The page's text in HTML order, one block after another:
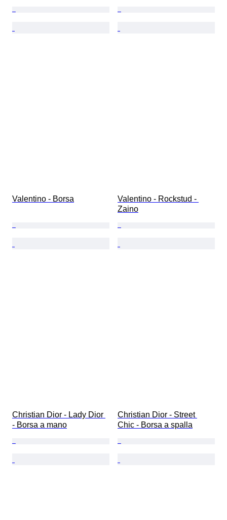
Valentino - Borsa
Valentino - Rockstud -
Zaino
Christian Dior - Lady Dior
- Borsa a mano
Christian Dior - Street
Chic - Borsa a spalla